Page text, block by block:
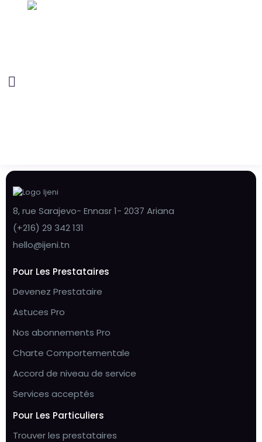
8, rue Sarajevo- Ennasr 1- 2037 Ariana
(+216) 29 342 131
hello@ijeni.tn
Pour Les Prestataires
Devenez Prestataire
Astuces Pro
Nos abonnements Pro
Charte Comportementale
Accord de niveau de service
Services acceptés
Pour Les Particuliers
Trouver les prestataires